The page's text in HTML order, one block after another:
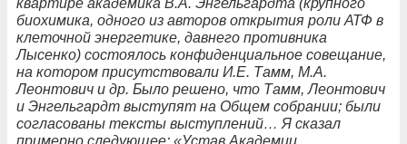
биохимика, одного из авторов открытия роли АТФ в
клеточной энергетике, давнего противника
Лысенко) состоялось конфиденциальное совещание,
на котором присутствовали И.Е. Тамм, М.А.
Леонтович и др. Было решено, что Тамм, Леонтович
и Энгельгардт выступят на Общем собрании; были
согласованы тексты выступлений… Я сказал
примерно следующее: «Устав Академии